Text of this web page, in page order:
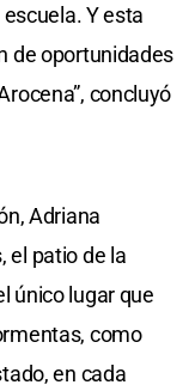
Y esta
de oportunidades
concluyó
Adriana
el patio de la
único lugar que
como
en cada